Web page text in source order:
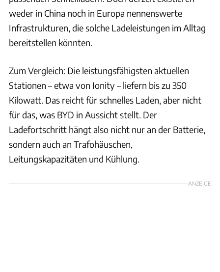
weder in China noch in Europa nennenswerte
Infrastrukturen, die solche Ladeleistungen im Alltag
bereitstellen könnten.
Zum Vergleich: Die leistungsfähigsten aktuellen
Stationen – etwa von Ionity – liefern bis zu 350
Kilowatt. Das reicht für schnelles Laden, aber nicht
für das, was BYD in Aussicht stellt. Der
Ladefortschritt hängt also nicht nur an der Batterie,
sondern auch an Trafohäuschen,
Leitungskapazitäten und Kühlung.
ANZEIGE